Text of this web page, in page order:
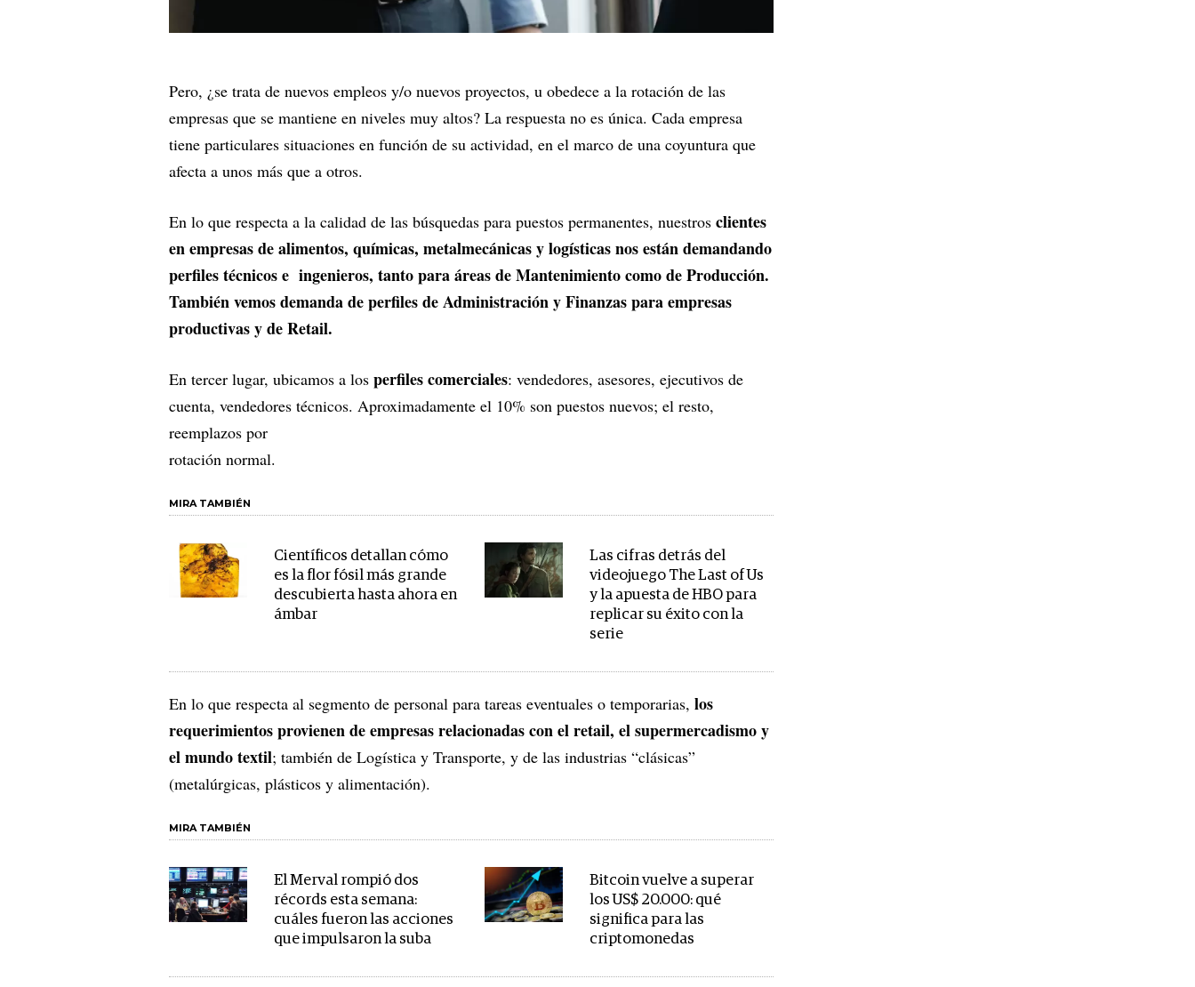
Pero, ¿se trata de nuevos empleos y/o nuevos proyectos, u obedece a la rotación de las
empresas que se mantiene en niveles muy altos? La respuesta no es única. Cada empresa
tiene particulares situaciones en función de su actividad, en el marco de una coyuntura que
afecta a unos más que a otros.
En lo que respecta a la calidad de las búsquedas para puestos permanentes, nuestros clientes
en empresas de alimentos, químicas, metalmecánicas y logísticas nos están demandando
perfiles técnicos e ingenieros, tanto para áreas de Mantenimiento como de Producción.
También vemos demanda de perfiles de Administración y Finanzas para empresas
productivas y de Retail.
En tercer lugar, ubicamos a los perfiles comerciales: vendedores, asesores, ejecutivos de
cuenta, vendedores técnicos. Aproximadamente el 10% son puestos nuevos; el resto,
reemplazos por
rotación normal.
MIRA TAMBIÉN
Científicos detallan cómo
es la flor fósil más grande
descubierta hasta ahora en
ámbar
Las cifras detrás del
videojuego The Last of Us
y la apuesta de HBO para
replicar su éxito con la
serie
En lo que respecta al segmento de personal para tareas eventuales o temporarias, los
requerimientos provienen de empresas relacionadas con el retail, el supermercadismo y
el mundo textil; también de Logística y Transporte, y de las industrias “clásicas”
(metalúrgicas, plásticos y alimentación).
MIRA TAMBIÉN
El Merval rompió dos
récords esta semana:
cuáles fueron las acciones
que impulsaron la suba
Bitcoin vuelve a superar
los US$ 20.000: qué
significa para las
criptomonedas